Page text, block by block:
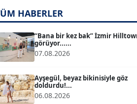
T TUĞÇE TUĞSAVUL BAYSOY
Köşe Yazarı
ATİLLA KÖPRÜLÜOĞLU
BÜLENT GÜRLÜK
HABERLER
“Bana bir kez bak” İzmir
görüyor......
07.08.2026
Ayşegül, beyaz bikinisiyle göz
doldurdu!...
06.08.2026